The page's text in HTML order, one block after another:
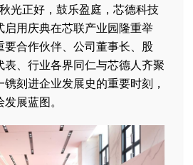
光正好，鼓乐盈庭，芯德科技
用庆典在芯联产业园隆重举
合作伙伴、公司董事长、股
表、行业各界同仁与芯德人齐聚
刻进企业发展史的重要时刻，
展蓝图。